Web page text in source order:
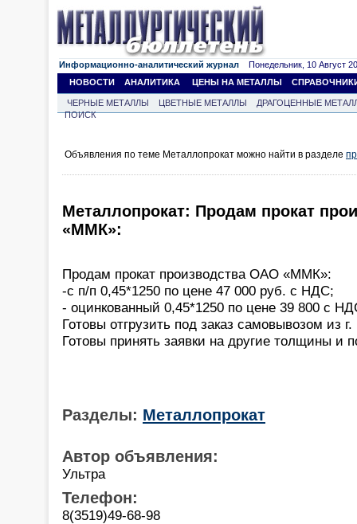
Информационно-аналитический журнал Понедельник, 10 Август
НОВОСТИ
АНАЛИТИКА ЦЕНЫ НА МЕТАЛЛЫ
ЧЕРНЫЕ МЕТАЛЛЫ ЦВЕТНЫЕ МЕТАЛЛЫ
ДРАГОЦЕННЫЕ
ПОИСК
Объявления по теме Металлопрокат можно найти в разделе
Металлопрокат: Продам прокат
«ММК»:
Продам прокат производства ОАО «ММК»:
-с п/п 0,45*1250 по цене 47 000 руб. с НДС;
- оцинкованный 0,45*1250 по цене 39 800 с
Готовы отгрузить под заказ самовывозом из
Готовы принять заявки на другие толщины и
Разделы: Металлопрокат
Автор объявления:
Ультра
Телефон:
8(3519)49-68-98